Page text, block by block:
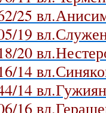
25
19
20
14
14
16